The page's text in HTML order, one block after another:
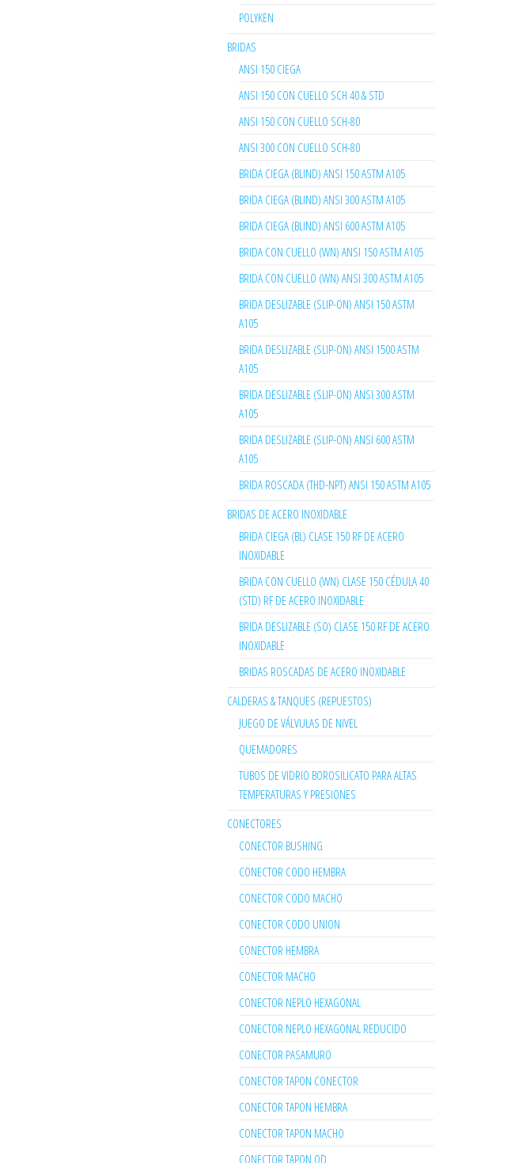
POLYKEN
BRIDAS
ANSI 150 CIEGA
ANSI 150 CON CUELLO SCH 40 & STD
ANSI 150 CON CUELLO SCH-80
ANSI 300 CON CUELLO SCH-80
BRIDA CIEGA (BLIND) ANSI 150 ASTM A105
BRIDA CIEGA (BLIND) ANSI 300 ASTM A105
BRIDA CIEGA (BLIND) ANSI 600 ASTM A105
BRIDA CON CUELLO (WN) ANSI 150 ASTM A105
BRIDA CON CUELLO (WN) ANSI 300 ASTM A105
BRIDA DESLIZABLE (SLIP-ON) ANSI 150 ASTM
A105
BRIDA DESLIZABLE (SLIP-ON) ANSI 1500 ASTM
A105
BRIDA DESLIZABLE (SLIP-ON) ANSI 300 ASTM
A105
BRIDA DESLIZABLE (SLIP-ON) ANSI 600 ASTM
A105
BRIDA ROSCADA (THD-NPT) ANSI 150 ASTM A105
BRIDAS DE ACERO INOXIDABLE
BRIDA CIEGA (BL) CLASE 150 RF DE ACERO
INOXIDABLE
BRIDA CON CUELLO (WN) CLASE 150 CÉDULA 40
(STD) RF DE ACERO INOXIDABLE
BRIDA DESLIZABLE (SO) CLASE 150 RF DE ACERO
INOXIDABLE
BRIDAS ROSCADAS DE ACERO INOXIDABLE
CALDERAS & TANQUES (REPUESTOS)
JUEGO DE VÁLVULAS DE NIVEL
QUEMADORES
TUBOS DE VIDRIO BOROSILICATO PARA ALTAS
TEMPERATURAS Y PRESIONES
CONECTORES
CONECTOR BUSHING
CONECTOR CODO HEMBRA
CONECTOR CODO MACHO
CONECTOR CODO UNION
CONECTOR HEMBRA
CONECTOR MACHO
CONECTOR NEPLO HEXAGONAL
CONECTOR NEPLO HEXAGONAL REDUCIDO
CONECTOR PASAMURO
CONECTOR TAPON CONECTOR
CONECTOR TAPON HEMBRA
CONECTOR TAPON MACHO
CONECTOR TAPON OD